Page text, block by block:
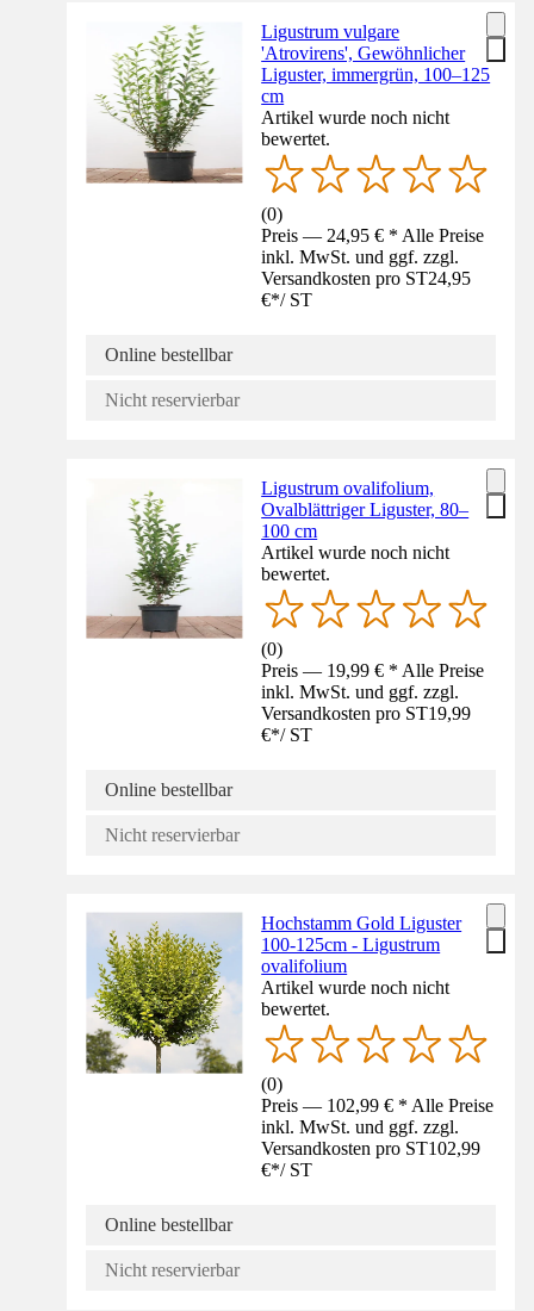
Ligustrum vulgare
'Atrovirens', Gewöhnlicher
Liguster, immergrün, 100–125
cm
Artikel wurde noch nicht
bewertet.
(0)
Preis — 24,95 € * Alle Preise
inkl. MwSt. und ggf. zzgl.
Versandkosten pro ST24,95
€*/ ST
Online bestellbar
Nicht reservierbar
Ligustrum ovalifolium,
Ovalblättriger Liguster, 80–
100 cm
Artikel wurde noch nicht
bewertet.
(0)
Preis — 19,99 € * Alle Preise
inkl. MwSt. und ggf. zzgl.
Versandkosten pro ST19,99
€*/ ST
Online bestellbar
Nicht reservierbar
Hochstamm Gold Liguster
100-125cm - Ligustrum
ovalifolium
Artikel wurde noch nicht
bewertet.
(0)
Preis — 102,99 € * Alle Preise
inkl. MwSt. und ggf. zzgl.
Versandkosten pro ST102,99
€*/ ST
Online bestellbar
Nicht reservierbar